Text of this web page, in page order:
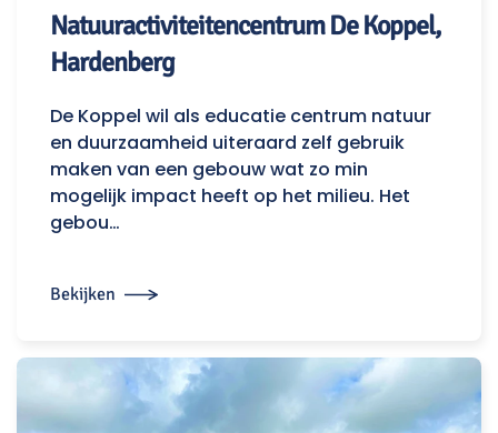
Natuuractiviteitencentrum De Koppel,
Hardenberg
De Koppel wil als educatie centrum natuur
en duurzaamheid uiteraard zelf gebruik
maken van een gebouw wat zo min
mogelijk impact heeft op het milieu. Het
gebou…
Bekijken